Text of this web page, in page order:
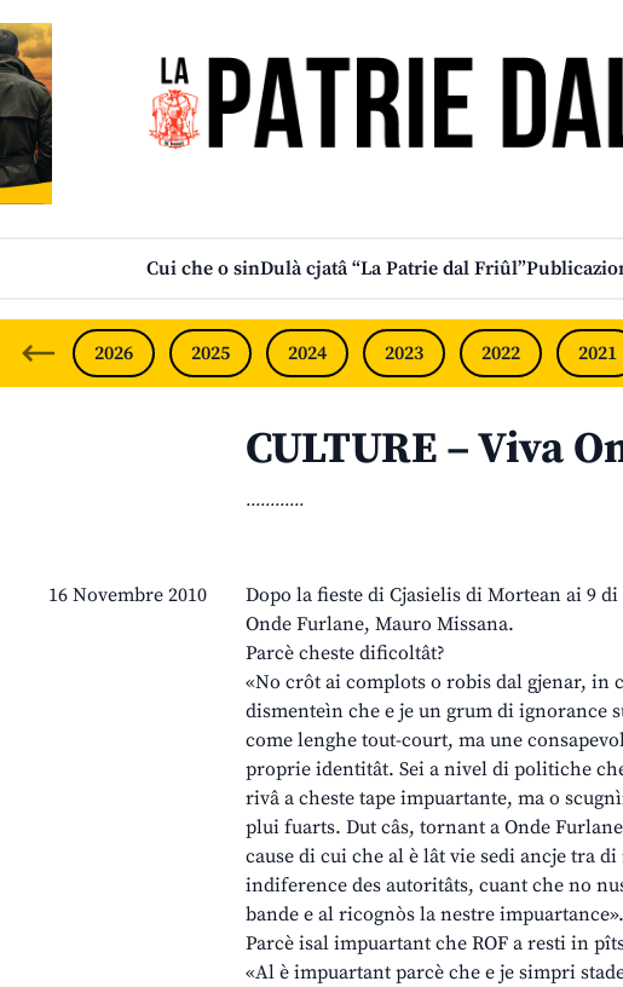
Cui che o sinDulà cjatâ “La Patrie dal Friûl”
2026 2025 2024 2023 2022 2021
CULTURE – Viva
............
16 Novembre 2010
Dopo la fieste di Cjasielis di Mortean ai 9
Onde Furlane, Mauro Missana.
Parcè cheste dificoltât?
«No crôt ai complots o robis dal gjenar, in
dismenteìn che e je un grum di
come lenghe tout-court, ma une
proprie identitât. Sei a nivel di politiche
rivâ a cheste tape impuartante, ma o
plui fuarts. Dut câs, tornant a Onde
cause di cui che al è lât vie sedi ancje tra
indiference des autoritâts, cuant che no
bande e al ricognòs la nestre impuartance».
Parcè isal impuartant che ROF a resti in
«Al è impuartant parcè che e je simpri